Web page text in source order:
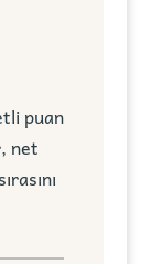
puan
net